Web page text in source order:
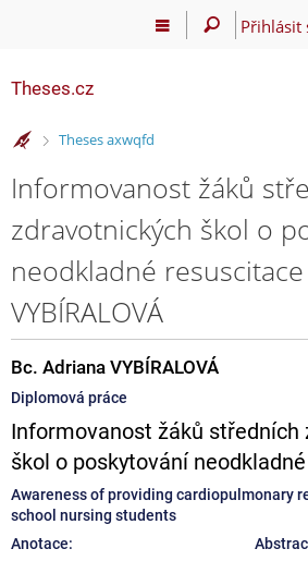
Přihlásit
Theses.cz
>
Theses axwqfd
Informovanost žáků
zdravotnických škol o
neodkladné
VYBÍRALOVÁ
Bc. Adriana VYBÍRALOVÁ
Diplomová práce
Informovanost žáků středních
škol o poskytování
Awareness of providing cardiopulmonary
school nursing students
Anotace: